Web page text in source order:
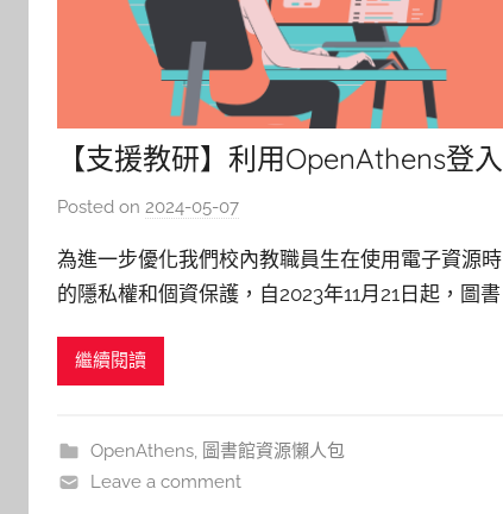
【支援教研】利用OpenAthens登入
PubMed之情境解析
Posted on 2024-05-07
c
h
為進一步優化我們校內教職員生在使用電子資源時
的隱私權和個資保護，自2023年11月21日起，圖書
論在校內外，使用電子資源時，您都需要登入個人
資源，並保持登入狀
繼續閱讀
OpenAthens, 圖書館資源懶人包
Leave a comment